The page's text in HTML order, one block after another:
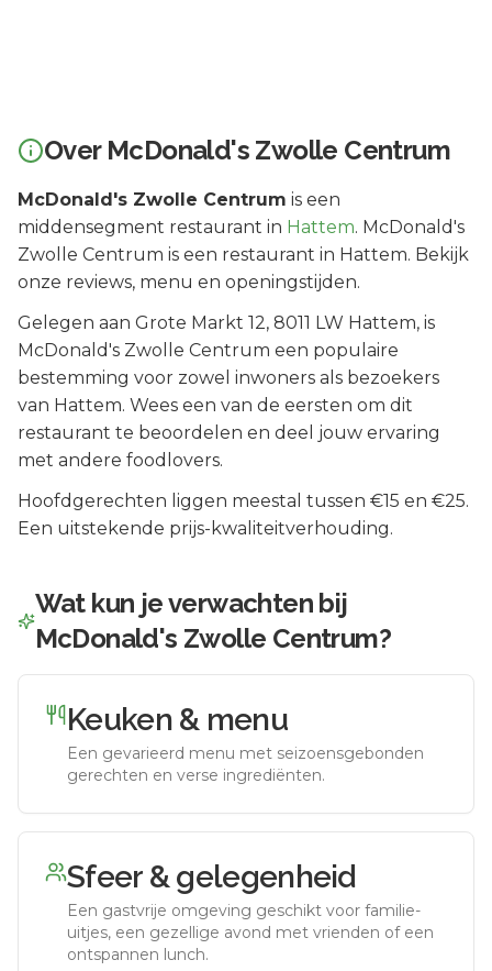
Over McDonald's Zwolle Centrum
McDonald's Zwolle Centrum is een
middensegment restaurant in Hattem. McDonald's
Zwolle Centrum is een restaurant in Hattem. Bekijk
onze reviews, menu en openingstijden.
Gelegen aan Grote Markt 12, 8011 LW Hattem, is
McDonald's Zwolle Centrum een populaire
bestemming voor zowel inwoners als bezoekers
van Hattem. Wees een van de eersten om dit
restaurant te beoordelen en deel jouw ervaring
met andere foodlovers.
Hoofdgerechten liggen meestal tussen €15 en €25.
Een uitstekende prijs-kwaliteitverhouding.
Wat kun je verwachten bij
McDonald's Zwolle Centrum?
Keuken & menu
Een gevarieerd menu met seizoensgebonden
gerechten en verse ingrediënten.
Sfeer & gelegenheid
Een gastvrije omgeving geschikt voor familie-
uitjes, een gezellige avond met vrienden of een
ontspannen lunch.